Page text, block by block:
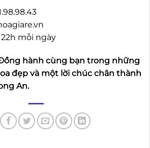
mỗi ngày
hành cùng bạn trong những
đẹp và một lời chúc chân thành
An.